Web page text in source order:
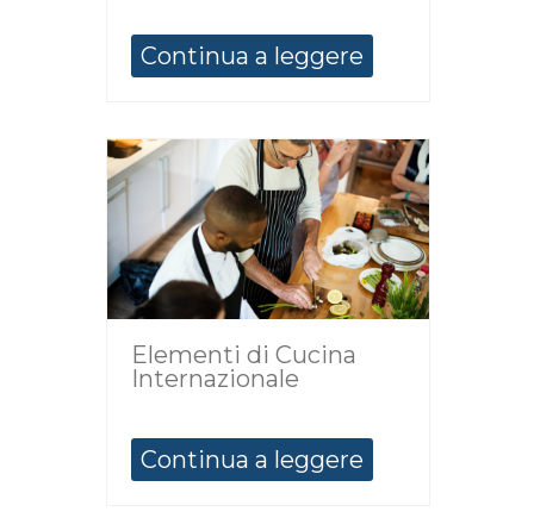
Continua a leggere
Elementi di Cucina
Internazionale
Continua a leggere